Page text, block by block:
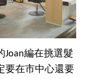
Joan編在挑選髮
要在市中心還要